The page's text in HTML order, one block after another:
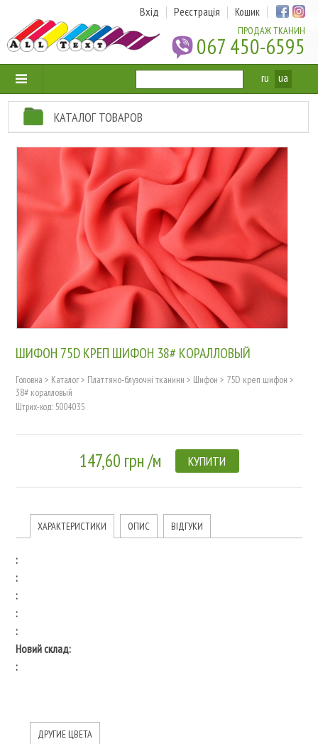
ПРОДАЖ ТКАНИН
067 450-6595
Вхід Реєстрація Кошик
ru ua
КАТАЛОГ ТОВАРОВ
ШИФОН 75D КРЕП ШИФОН 38# КОРАЛЛОВЫЙ
Головна > Каталог> Платтяно-блузочні тканини > Шифон > 75D креп шифон >
38# коралловый
Штрих-код: 5004035
147,60 грн /м КУПИТИ
ХАРАКТЕРИСТИКИ ОПИС ВІДГУКИ
:
:
:
:
:
Новий склад:
:
ДРУГИЕ ЦВЕТА